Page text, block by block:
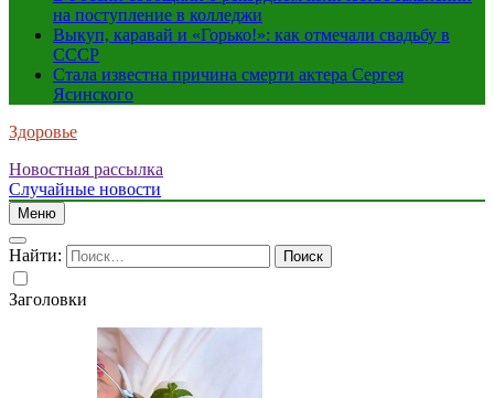
на поступление в колледжи
Выкуп, каравай и «Горько!»: как отмечали свадьбу в
СССР
Стала известна причина смерти актера Сергея
Ясинского
Здоровье
Новостная рассылка
Случайные новости
Меню
Найти:
Заголовки